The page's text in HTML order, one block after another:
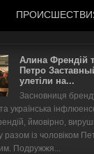
Алина Френдій
Петро
улетіли на...
Засновниця
українська
ймовірно,
разом із чоловіком
Подружжя...